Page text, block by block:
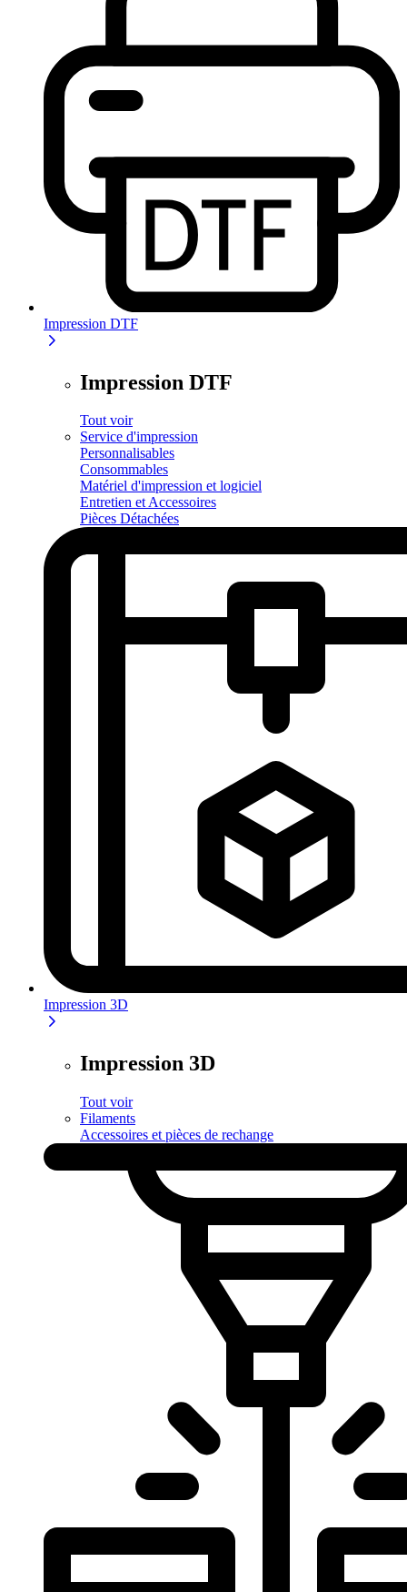
Impression DTF
Impression DTF
Tout voir
Service d'impression
Personnalisables
Consommables
Matériel d'impression et logiciel
Entretien et Accessoires
Pièces Détachées
Impression 3D
Impression 3D
Tout voir
Filaments
Accessoires et pièces de rechange